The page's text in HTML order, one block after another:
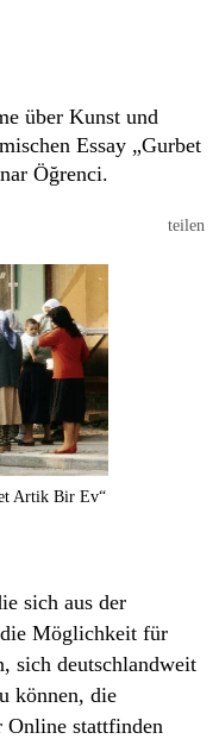
über Kunst und
Essay „Gurbet
Öğrenci.
teilen
Artik Bir Ev“
sich aus der
die Möglichkeit für
sich deutschlandweit
können, die
Online stattfinden